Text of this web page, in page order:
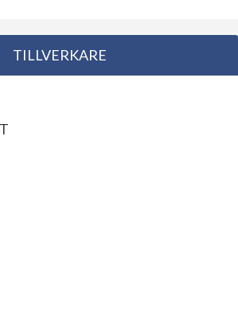
TILLVERKARE